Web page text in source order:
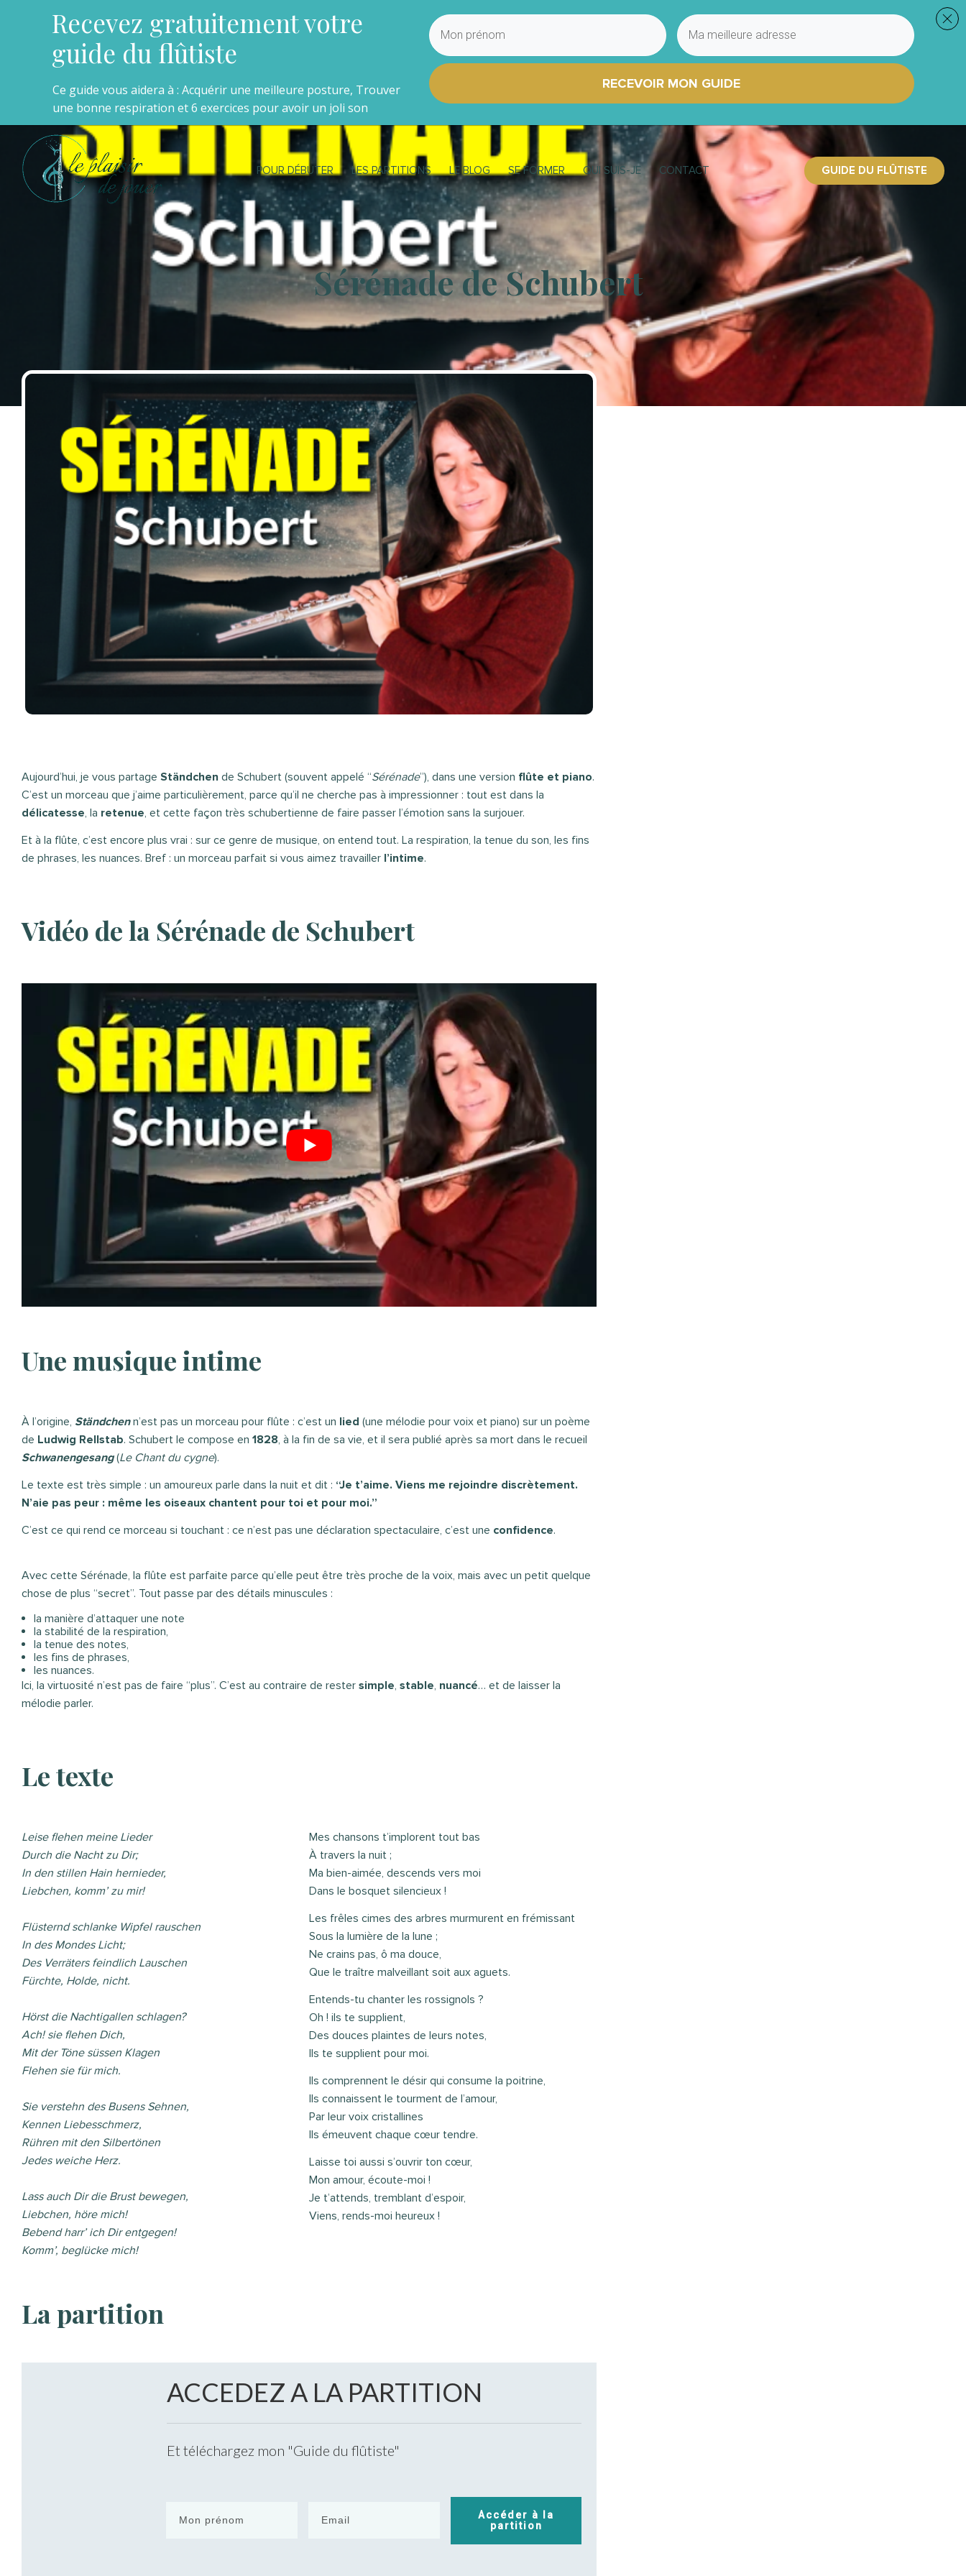
POUR DÉBUTER LES PARTITIONS LE BLOG SE FORMER QUI SUIS-JE CONTACT GUIDE DU FLÛTISTE
Sérénade de Schubert
Aujourd’hui, je vous partage Ständchen de Schubert (souvent appelé “Sérénade”), dans une version flûte et piano.
C’est un morceau que j’aime particulièrement, parce qu’il ne cherche pas à impressionner : tout est dans la
délicatesse, la retenue, et cette façon très schubertienne de faire passer l’émotion sans la surjouer.
Et à la flûte, c’est encore plus vrai : sur ce genre de musique, on entend tout. La respiration, la tenue du son, les fins
de phrases, les nuances. Bref : un morceau parfait si vous aimez travailler l’intime.
Vidéo de la Sérénade de Schubert
Une musique intime
À l’origine, Ständchen n’est pas un morceau pour flûte : c’est un lied (une mélodie pour voix et piano) sur un poème
de Ludwig Rellstab. Schubert le compose en 1828, à la fin de sa vie, et il sera publié après sa mort dans le recueil
Schwanengesang (Le Chant du cygne).
Le texte est très simple : un amoureux parle dans la nuit et dit : “Je t’aime. Viens me rejoindre discrètement.
N’aie pas peur : même les oiseaux chantent pour toi et pour moi.”
C’est ce qui rend ce morceau si touchant : ce n’est pas une déclaration spectaculaire, c’est une confidence.
Avec cette Sérénade, la flûte est parfaite parce qu’elle peut être très proche de la voix, mais avec un petit quelque
chose de plus “secret”. Tout passe par des détails minuscules :
la manière d’attaquer une note
la stabilité de la respiration,
la tenue des notes,
les fins de phrases,
les nuances.
Ici, la virtuosité n’est pas de faire “plus”. C’est au contraire de rester simple, stable, nuancé… et de laisser la
mélodie parler.
Le texte
Leise flehen meine Lieder
Durch die Nacht zu Dir;
In den stillen Hain hernieder,
Liebchen, komm’ zu mir!
Flüsternd schlanke Wipfel rauschen
In des Mondes Licht;
Des Verräters feindlich Lauschen
Fürchte, Holde, nicht.
Hörst die Nachtigallen schlagen?
Ach! sie flehen Dich,
Mit der Töne süssen Klagen
Flehen sie für mich.
Sie verstehn des Busens Sehnen,
Kennen Liebesschmerz,
Rühren mit den Silbertönen
Jedes weiche Herz.
Lass auch Dir die Brust bewegen,
Liebchen, höre mich!
Bebend harr’ ich Dir entgegen!
Komm’, beglücke mich!
Mes chansons t’implorent tout bas
À travers la nuit ;
Ma bien-aimée, descends vers moi
Dans le bosquet silencieux !
Les frêles cimes des arbres murmurent en frémissant
Sous la lumière de la lune ;
Ne crains pas, ô ma douce,
Que le traître malveillant soit aux aguets.
Entends-tu chanter les rossignols ?
Oh ! ils te supplient,
Des douces plaintes de leurs notes,
Ils te supplient pour moi.
Ils comprennent le désir qui consume la poitrine,
Ils connaissent le tourment de l’amour,
Par leur voix cristallines
Ils émeuvent chaque cœur tendre.
Laisse toi aussi s’ouvrir ton cœur,
Mon amour, écoute-moi !
Je t’attends, tremblant d’espoir,
Viens, rends-moi heureux !
La partition
ACCEDEZ A LA PARTITION
Et téléchargez mon "Guide du flûtiste"
Accéder à la
partition
Recevez gratuitement votre
guide du flûtiste
Ce guide vous aidera à : Acquérir une meilleure posture, Trouver
une bonne respiration et 6 exercices pour avoir un joli son
RECEVOIR MON GUIDE